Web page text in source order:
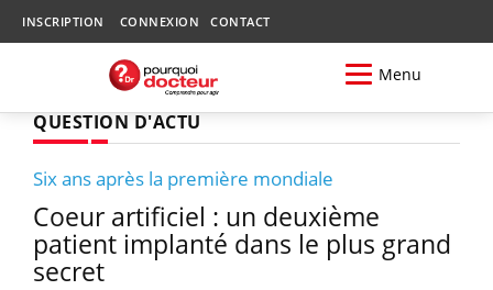
INSCRIPTION CONNEXION CONTACT
Menu
QUESTION D'ACTU
Six ans après la première mondiale
Coeur artificiel : un deuxième
patient implanté dans le plus grand
secret